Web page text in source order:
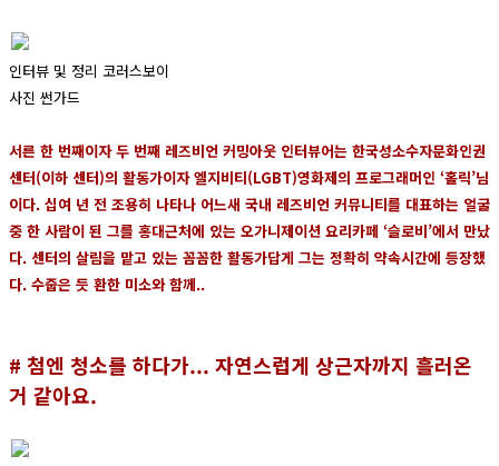
인터뷰 및 정리 코러스보이
사진 썬가드
서른 한 번째이자 두 번째 레즈비언 커밍아웃 인터뷰어는 한국성소수자문화인권
센터(이하 센터)의 활동가이자 엘지비티(LGBT)영화제의 프로그래머인 ‘홀릭’님
이다. 십여 년 전 조용히 나타나 어느새 국내 레즈비언 커뮤니티를 대표하는 얼굴
중 한 사람이 된 그를 홍대근처에 있는 오가니제이션 요리카페 ‘슬로비’에서 만났
다. 센터의 살림을 맡고 있는 꼼꼼한 활동가답게 그는 정확히 약속시간에 등장했
다. 수줍은 듯 환한 미소와 함께..
# 첨엔 청소를 하다가... 자연스럽게 상근자까지 흘러온
거 같아요.